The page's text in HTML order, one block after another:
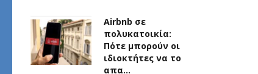
Airbnb σε
πολυκατοικία:
Πότε μπορούν οι
ιδιοκτήτες να το
απα…